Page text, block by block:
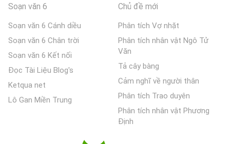
Soạn văn 6
Soạn văn 6 Cánh diều
Soạn văn 6 Chân trời
Soạn văn 6 Kết nối
Đọc Tài Liệu Blog's
Ketqua net
Lô Gan Miền Trung
Chủ đề mới
Phân tích Vợ nhặt
Phân tích nhân vật Ngô Tử
Văn
Tả cây bàng
Cảm nghĩ về người thân
Phân tích Trao duyên
Phân tích nhân vật Phương
Định